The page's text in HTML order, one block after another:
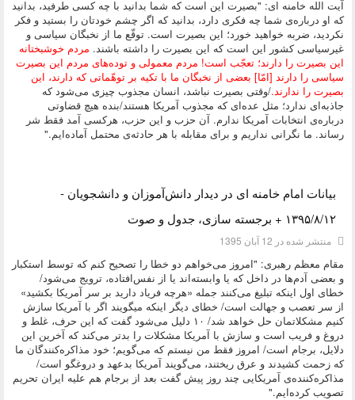
آیت الله خامنه ای: "بصیرت این است که شما بدانید با چه کسی طرفید، بدانید
که او درباره‌ی شما چه فکری دارد، بدانید که اگر چشم خودتان را بستید و فکر
نکردید، ضربه خواهید خورد؛ این بصیرت است. توقّع ما از نخبگان سیاسی و
غیرسیاسی کشور این است که این بصیرت را داشته باشند. مردم خوشبختانه
این بصیرت را دارند؛ تعجّب است! مردم معمولی و توده‌های مردم این بصیرت
سیاسی را دارند [امّا] بعضی از نخبگان ما با تکیه بر توهّماتی که دارند، این
بصیرت را ندارند./وقتی بصیرت نباشد، انسان مجذوب چیزی می‌شود که
جاذبه‌ای ندارد؛ مثل عده‌ای که مجذوب آمریکا هستند/بنده هیچ قضاوتی
درباره‌ی انتخابات آمریکا ندارم. آن حزب و این حزب، هرکسی آمد فقط شر
رساند. ما نگرانی نداریم و برای مقابله با هر حادثه‌ی محتمل آماده‌ایم."
بیانات امام خامنه ای در دیدار دانش‌آموزان و دانشجویان -
۱۳۹۵/۸/۱۲ + برجسته سازی، جدول و صوت
منتشر شده در 12 آبان 1395
مقام معظم رهبری: "امروز می‌خواهم دو خطا را تصحیح کنم که توسط استکبار
و بعضی آدم‌ها در داخل که یا وابسته‌اند یا از نفس‌افتاده، ترویج می‌شود/
خطای اول اینکه تبلیغ می‌کنند جمله «هرچه فریاد دارید بر سر آمریکا بکشید»
از سر تعصب و جهالت است/ خطای دیگر اینکه میگویند اگر با آمریکا سازش
کنیم مشکلاتمان حل خواهد شد/ ۱۰ دلیل می‌شود گفت که این حرف، غلط و
دروغ و فریب است و سازش با آمریکا مشکلات را بدتر می‌کند که آخرین این
دلایل، برجام است/ امروز فقط من نیستم که می‌گویم؛ خود مذاکره‌کنندگان ما
که زحمت کشیدند و عرق ریختند، می‌گویند آمریکا بدعهد و دروغگو است/
مذاکره‌کننده‌ی آمریکایی چند روز پیش گفت بعد از برجام هم علیه ایران تحریم
تصویب کرده‌ایم."